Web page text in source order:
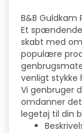
B&B Guldkam
Et
skabt med
populære
venligt stykke
Vi genbruger
omdanner
legetøj til din